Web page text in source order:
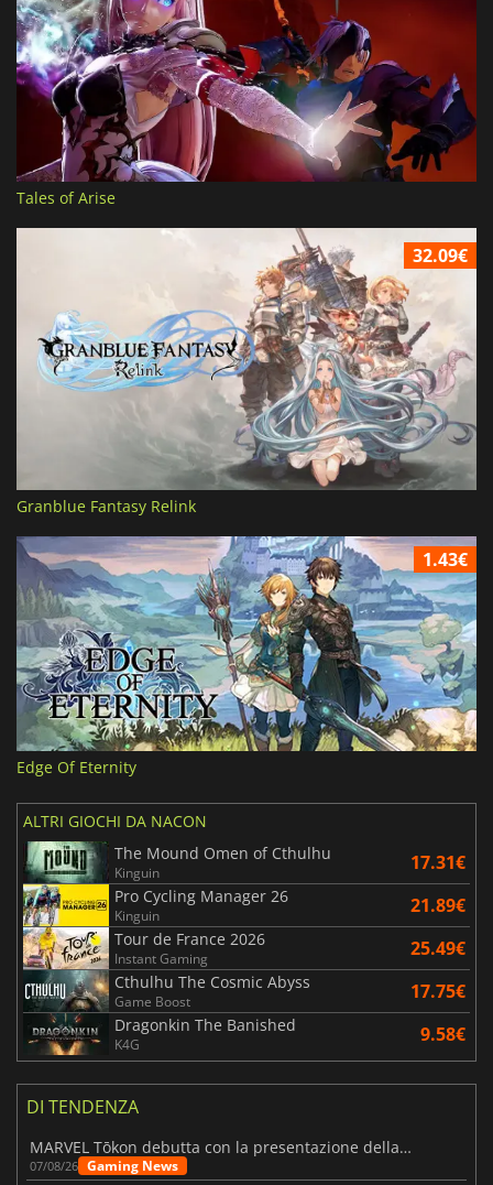
Tales of Arise
32.09€
Granblue Fantasy Relink
1.43€
Edge Of Eternity
ALTRI GIOCHI DA NACON
The Mound Omen of Cthulhu
Kinguin 17.31€
Pro Cycling Manager 26
Kinguin 21.89€
Tour de France 2026
Instant Gaming 25.49€
Cthulhu The Cosmic Abyss
Game Boost 17.75€
Dragonkin The Banished
K4G 9.58€
DI TENDENZA
MARVEL Tōkon debutta con la presentazione della roadmap per il primo anno
07/08/26 Gaming News